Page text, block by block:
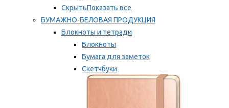
СкрытьПоказать все
БУМАЖНО-БЕЛОВАЯ ПРОДУКЦИЯ
Блокноты и тетради
Блокноты
Бумага для заметок
Скетчбуки
Тетради